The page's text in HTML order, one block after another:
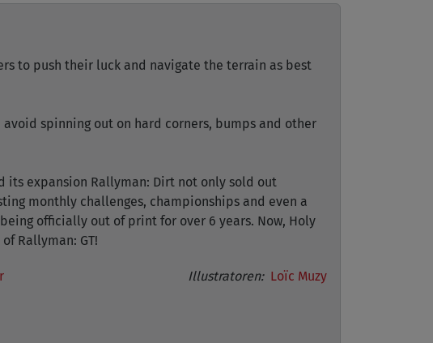
to push their luck and navigate the terrain as best
spinning out on hard corners, bumps and other
its expansion Rallyman: Dirt not only sold out
monthly challenges, championships and even a
officially out of print for over 6 years. Now, Holy
Rallyman: GT!
Illustratoren: Loïc Muzy